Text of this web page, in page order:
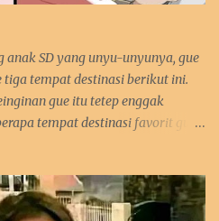
anak SD yang unyu-unyunya, gue
tiga tempat destinasi berikut ini.
gue itu tetep enggak
tempat destinasi favorit gue.
liat Menara Eiffel, Arc de Triomph,
nya. Selain itu, katanya pantai-